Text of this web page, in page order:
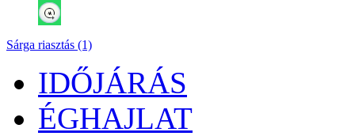
Sárga riasztás (1)
IDŐJÁRÁS
ÉGHAJLAT